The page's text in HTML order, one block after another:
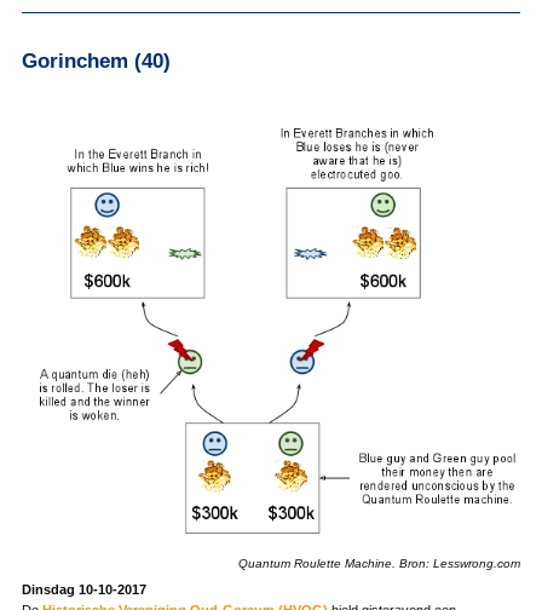
Gorinchem (40)
Quantum Roulette Machine. Bron: Lesswrong.com
Dinsdag 10-10-2017